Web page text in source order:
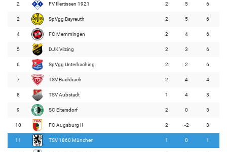
2 FV Illertissen 1921 2 5 6
2 SpVgg Bayreuth 2 5 6
4 FC Memmingen 2 4 6
5 DJK Vilzing 2 3 6
6 SpVgg Unterhaching 2 2 6
7 TSV Buchbach 2 4 4
8 TSV Aubstadt 1 4 3
9 SC Eltersdorf 2 0 3
10 FC Augsburg II 2 -2 3
11 TSV 1860 München 1 0 1